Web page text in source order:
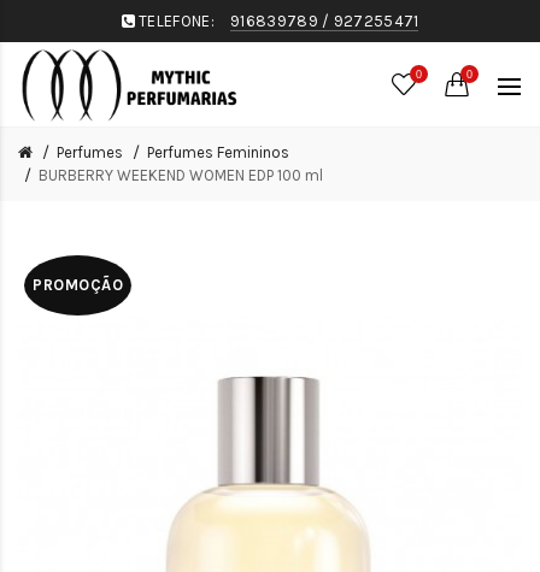
TELEFONE: 916839789 / 927255471
0 0
Perfumes
Perfumes Femininos
BURBERRY WEEKEND WOMEN EDP 100 ml
PROMOÇÃO